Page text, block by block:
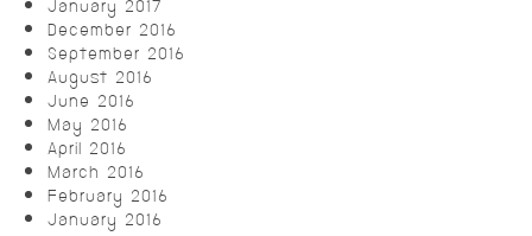
December 2016
September 2016
August 2016
June 2016
May 2016
April 2016
March 2016
February 2016
January 2016